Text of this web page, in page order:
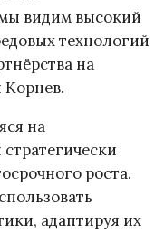
видим высокий
технологий
на
на
роста.
адаптируя их